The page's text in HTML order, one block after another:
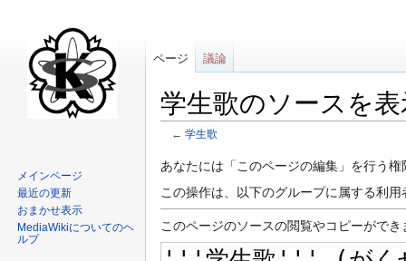
学生歌のソースを表
← 学生歌
ナ
ー
シ
検
移
動
あなたには「このページの編集」を行う
この操作は、以下のグループに属する利
このページのソースの閲覧やコピーができ
ページ 議論
メインページ
最近の更新
おまかせ表示
MediaWikiについてのヘ
ルプ